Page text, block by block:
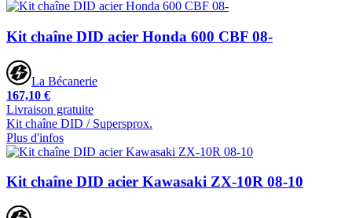
Kit chaîne DID acier Honda 600 CBF 08-
La Bécanerie
167,10 €
Livraison gratuite
Kit chaîne DID / Supersprox.
Plus d'infos
Kit chaîne DID acier Kawasaki ZX-10R 08-10